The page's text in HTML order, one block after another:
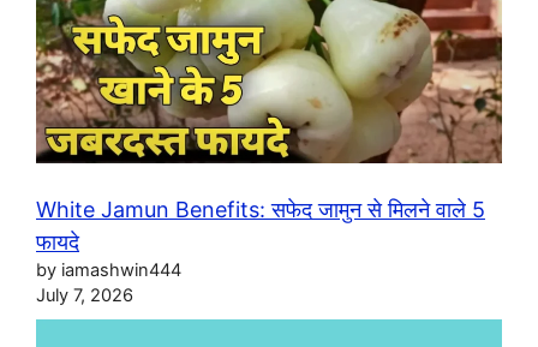
White Jamun Benefits: सफेद जामुन से मिलने वाले 5
फायदे
by iamashwin444
July 7, 2026